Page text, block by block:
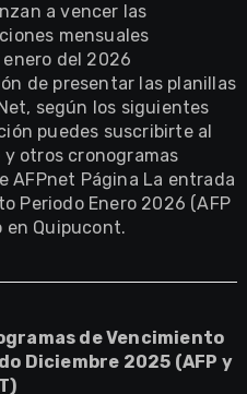
a vencer las
mensuales
del 2026
de presentar las planillas
según los siguientes
puedes suscribirte al
otros cronogramas
AFPnet Página La entrada
Periodo Enero 2026 (AFP
en Quipucont.
de Vencimiento
Diciembre 2025 (AFP y